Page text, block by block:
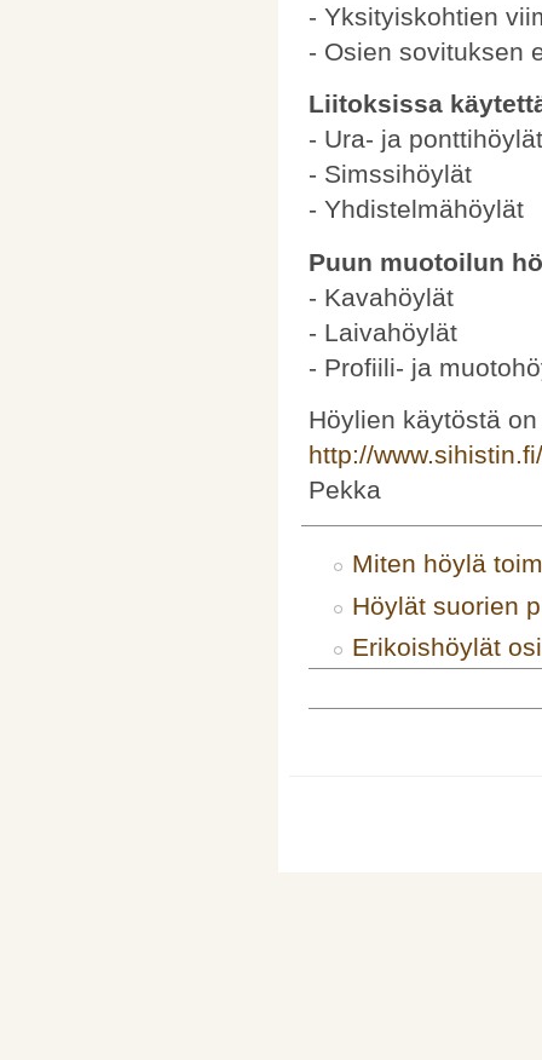
- Yksityiskohtien
- Osien sovituksen
Liitoksissa
- Ura- ja ponttihöylät
- Simssihöylät
- Yhdistelmähöylät
Puun muotoilun
- Kavahöylät
- Laivahöylät
- Profiili- ja
Höylien käytöstä
http://
Pekka
Miten höylä
Höylät suorien
Erikoishöylät